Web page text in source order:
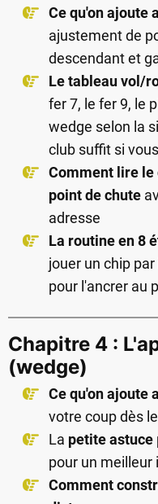
Ce qu'on ajoute
ajustement de
descendant et
Le tableau vol/
fer 7, le fer 9, le
wedge selon la
club suffit si
Comment lire
point de chute
adresse
La routine en 8
jouer un chip
pour l'ancrer au
Chapitre 4 :
(wedge)
Ce qu'on ajoute
votre coup dès
La petite astuce
pour un meilleur
Comment